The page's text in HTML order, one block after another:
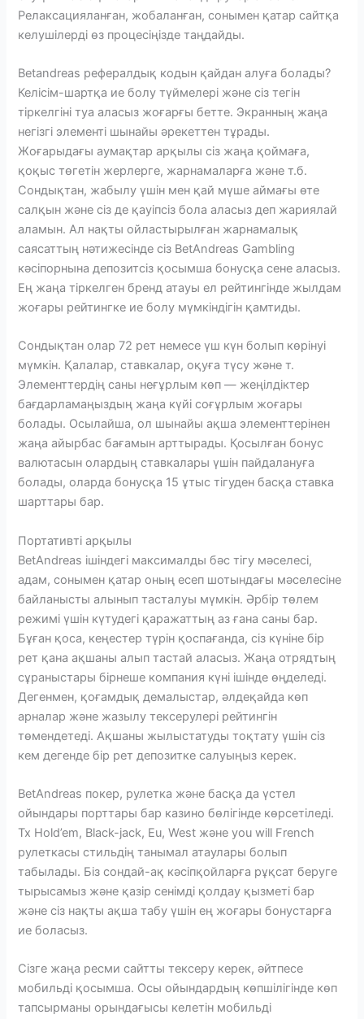
Релаксацияланған, жобаланған, сонымен қатар сайтқа
келушілерді өз процесіңізде таңдайды.
Betandreas рефералдық кодын қайдан алуға болады?
Келісім-шартқа ие болу түймелері және сіз тегін
тіркелгіні туа аласыз жоғарғы бетте. Экранның жаңа
негізгі элементі шынайы әрекеттен тұрады.
Жоғарыдағы аумақтар арқылы сіз жаңа қоймаға,
қоқыс төгетін жерлерге, жарнамаларға және т.б.
Сондықтан, жабылу үшін мен қай мүше аймағы өте
салқын және сіз де қауіпсіз бола аласыз деп жариялай
аламын. Ал нақты ойластырылған жарнамалық
саясаттың нәтижесінде сіз BetAndreas Gambling
кәсіпорнына депозитсіз қосымша бонусқа сене аласыз.
Ең жаңа тіркелген бренд атауы ел рейтингінде жылдам
жоғары рейтингке ие болу мүмкіндігін қамтиды.
Сондықтан олар 72 рет немесе үш күн болып көрінуі
мүмкін. Қалалар, ставкалар, оқуға түсу және т.
Элементтердің саны неғұрлым көп — жеңілдіктер
бағдарламаңыздың жаңа күйі соғұрлым жоғары
болады. Осылайша, ол шынайы ақша элементтерінен
жаңа айырбас бағамын арттырады. Қосылған бонус
валютасын олардың ставкалары үшін пайдалануға
болады, оларда бонусқа 15 ұтыс тігуден басқа ставка
шарттары бар.
Портативті арқылы
BetAndreas ішіндегі максималды бәс тігу мәселесі,
адам, сонымен қатар оның есеп шотындағы мәселесіне
байланысты алынып тасталуы мүмкін. Әрбір төлем
режимі үшін күтудегі қаражаттың аз ғана саны бар.
Бұған қоса, кеңестер түрін қоспағанда, сіз күніне бір
рет қана ақшаны алып тастай аласыз. Жаңа отрядтың
сұраныстары бірнеше компания күні ішінде өңделеді.
Дегенмен, қоғамдық демалыстар, әлдеқайда көп
арналар және жазылу тексерулері рейтингін
төмендетеді. Ақшаны жылыстатуды тоқтату үшін сіз
кем дегенде бір рет депозитке салуыңыз керек.
BetAndreas покер, рулетка және басқа да үстел
ойындары порттары бар казино бөлігінде көрсетіледі.
Tx Hold’em, Black-jack, Eu, West және you will French
рулеткасы стильдің танымал атаулары болып
табылады. Біз сондай-ақ кәсіпқойларға рұқсат беруге
тырысамыз және қазір сенімді қолдау қызметі бар
және сіз нақты ақша табу үшін ең жоғары бонустарға
ие боласыз.
Сізге жаңа ресми сайтты тексеру керек, әйтпесе
мобильді қосымша. Осы ойындардың көпшілігінде көп
тапсырманы орындағысы келетін мобильді